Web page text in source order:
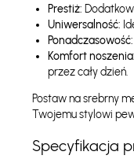
Prestiż:
Uniwersalność:
Ponadczasowość:
Komfort noszenia:
przez cały dzień.
Postaw na srebrny
Twojemu stylowi
Specyfikacja